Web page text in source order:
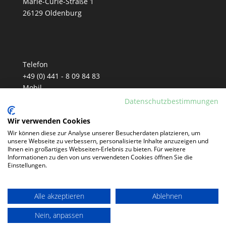
26129 Oldenburg
Telefon
+49 (0) 441 - 8 09 84 83
Mobil
info@tm-telemarketing.de
Datenschutzbestimmungen
Wir verwenden Cookies
Wir können diese zur Analyse unserer Besucherdaten platzieren, um
unsere Webseite zu verbessern, personalisierte Inhalte anzuzeigen und
Ihnen ein großartiges Webseiten-Erlebnis zu bieten. Für weitere
Informationen zu den von uns verwendeten Cookies öffnen Sie die
Einstellungen.
Alle akzeptieren
Ablehnen
Nein, anpassen